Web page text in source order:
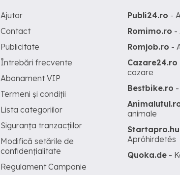
Ajutor
Contact
Publicitate
Întrebări frecvente
Abonament VIP
Termeni și condiții
Lista categoriilor
Siguranța tranzacțiilor
Modifică setările de
confidențialitate
Regulament Campanie
Publi24.ro -
Romimo.ro -
Romjob.ro -
Cazare24.ro
cazare
Bestbike.ro
animale
Startapro.hu
Apróhirdetés
Quoka.de -